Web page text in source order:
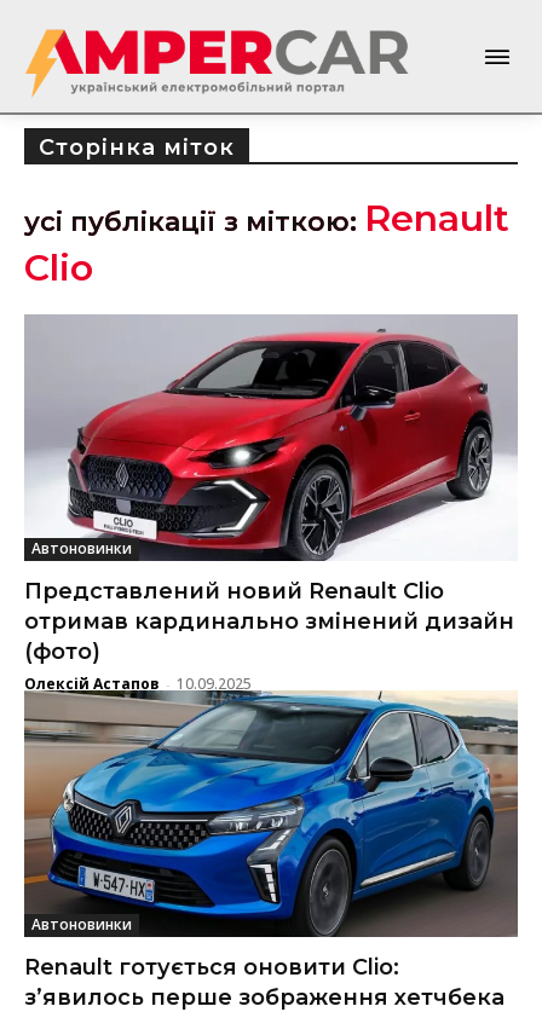
Сторінка міток
усі публікації з міткою: Renault
Clio
Автоновинки
Представлений новий Renault Clio
отримав кардинально змінений дизайн
(фото)
Олексій Астапов - 10.09.2025
Автоновинки
Renault готується оновити Clio:
з’явилось перше зображення хетчбека